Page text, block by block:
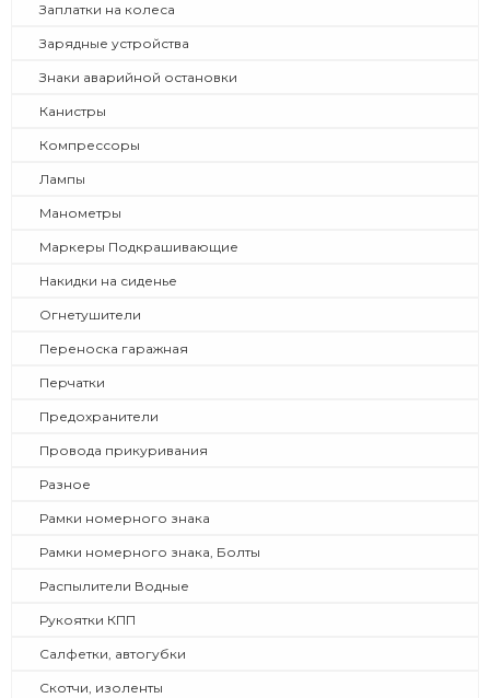
Заплатки на колеса
Зарядные устройства
Знаки аварийной остановки
Канистры
Компрессоры
Лампы
Манометры
Маркеры Подкрашивающие
Накидки на сиденье
Огнетушители
Переноска гаражная
Перчатки
Предохранители
Провода прикуривания
Разное
Рамки номерного знака
Рамки номерного знака, Болты
Распылители Водные
Рукоятки КПП
Салфетки, автогубки
Скотчи, изоленты